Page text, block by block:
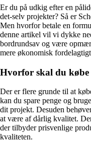
Er du på udkig efter en
det-selv projekter? Så er
Men hvorfor betale en
denne artikel vil vi dykke
bordrundsav og være
mere økonomisk
Hvorfor skal du
Der er flere grunde til at
kan du spare penge og
dit projekt. Desuden
at være af dårlig kvalitet.
der tilbyder prisvenlige
kvaliteten.